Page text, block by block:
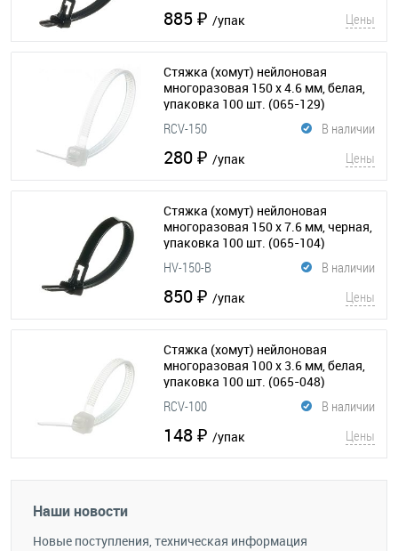
885 ₽ /упак Цены
Стяжка (хомут) нейлоновая
многоразовая 150 х 4.6 мм, белая,
упаковка 100 шт. (065-129)
В наличии
RCV-150
280 ₽ /упак Цены
Стяжка (хомут) нейлоновая
многоразовая 150 x 7.6 мм, черная,
упаковка 100 шт. (065-104)
В наличии
HV-150-B
850 ₽ /упак Цены
Стяжка (хомут) нейлоновая
многоразовая 100 x 3.6 мм, белая,
упаковка 100 шт. (065-048)
В наличии
RCV-100
148 ₽ /упак Цены
Наши новости
Новые поступления, техническая информация